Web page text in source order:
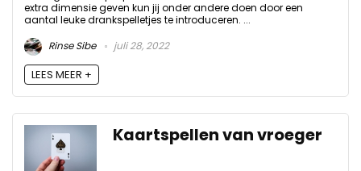
extra dimensie geven kun jij onder andere doen door een
aantal leuke drankspelletjes te introduceren. ...
Rinse Sibe
juli 28, 2022
LEES MEER +
Kaartspellen van vroeger